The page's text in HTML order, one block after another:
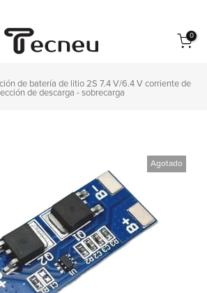
0
de batería de litio 2S 7.4 V/6.4 V corriente de
de descarga - sobrecarga
Agotado